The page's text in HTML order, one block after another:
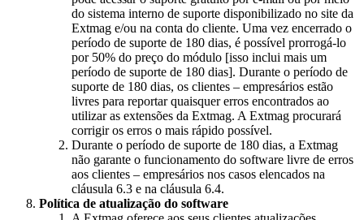
do sistema interno de suporte disponibilizado no site da
Extmag e/ou na conta do cliente. Uma vez encerrado o
período de suporte de 180 dias, é possível prorrogá-lo
por 50% do preço do módulo [isso inclui mais um
período de suporte de 180 dias]. Durante o período de
suporte de 180 dias, os clientes – empresários estão
livres para reportar quaisquer erros encontrados ao
utilizar as extensões da Extmag. A Extmag procurará
corrigir os erros o mais rápido possível.
Durante o período de suporte de 180 dias, a Extmag
não garante o funcionamento do software livre de erros
aos clientes – empresários nos casos elencados na
cláusula 6.3 e na cláusula 6.4.
Política de atualização do software